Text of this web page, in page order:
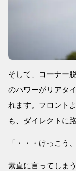
そして、コーナー
のパワーがリアタ
れます。フロント
も、ダイレクトに
「・・・けっこう
素直に言ってしま